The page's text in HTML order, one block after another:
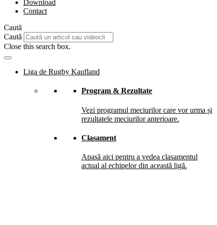
Download
Contact
Caută
Caută
Close this search box.
Liga de Rugby Kaufland
Program & Rezultate
Vezi programul meciurilor care vor urma și
rezultatele meciurilor anterioare.
Clasament
Apasă aici pentru a vedea clasamentul
actual al echipelor din această ligă.